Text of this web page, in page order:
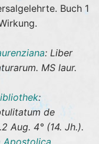
Buch 1
: Liber
MS laur.
:
de
Aug. 4° (14. Jh.).
Apostolica